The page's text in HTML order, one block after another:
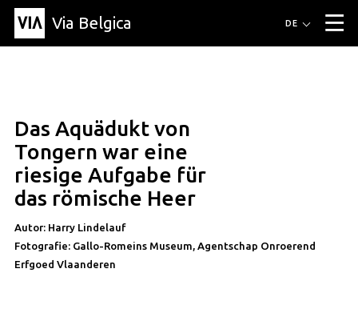
Via Belgica ▼
Artikel
Bildung
Rezept
Freunde
Über Via Belgica
Über Via Belgica
Forschung
Ausbildung
Freunde
Der Reiseführer
Organisation
Kontakt
Presse
Gemeinden
DE
artikel
Das Aquädukt von
Tongern war eine
riesige Aufgabe für
das römische Heer
Autor: Harry Lindelauf
Fotografie: Gallo-Romeins Museum, Agentschap Onroerend
Erfgoed Vlaanderen